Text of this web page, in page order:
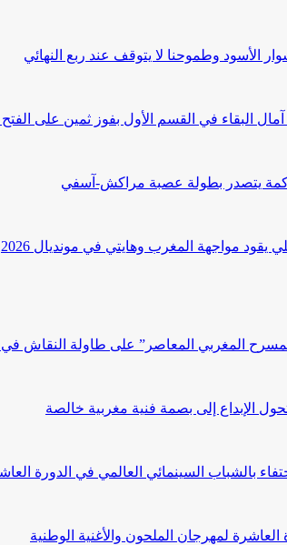
الأسود وطموحنا لا يتوقف عند ربع النهائي
البقاء في القسم الأول بفوز ثمين على
يتصدر بطولة عصبة مراكش-آسفي
يقود مواجهة المغرب وهايتي في مونديال 2026
المغربي المعاصر” على طاولة النقاش في
الإبداع إلى بصمة فنية مغربية خالصة
بالشباب السينمائي العالمي في الدورة
لمهرجان الملحون والأغنية الوطنية